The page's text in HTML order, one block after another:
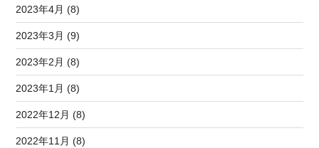
2023年4月 (8)
2023年3月 (9)
2023年2月 (8)
2023年1月 (8)
2022年12月 (8)
2022年11月 (8)